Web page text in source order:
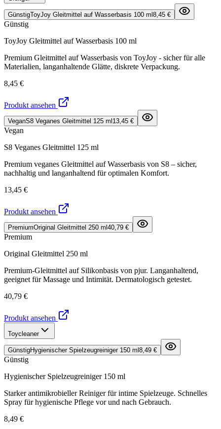
GünstigToyJoy Gleitmittel auf Wasserbasis 100 ml 8,45 €
Günstig
ToyJoy Gleitmittel auf Wasserbasis 100 ml
Premium Gleitmittel auf Wasserbasis von ToyJoy - sicher für alle
Materialien, langanhaltende Glätte, diskrete Verpackung.
8,45 €
Produkt ansehen
VeganS8 Veganes Gleitmittel 125 ml 13,45 €
Vegan
S8 Veganes Gleitmittel 125 ml
Premium veganes Gleitmittel auf Wasserbasis von S8 – sicher,
nachhaltig und langanhaltend für optimalen Komfort.
13,45 €
Produkt ansehen
PremiumOriginal Gleitmittel 250 ml 40,79 €
Premium
Original Gleitmittel 250 ml
Premium-Gleitmittel auf Silikonbasis von pjur. Langanhaltend,
geeignet für Massage und Intimität. Dermatologisch getestet.
40,79 €
Produkt ansehen
Toycleaner
GünstigHygienischer Spielzeugreiniger 150 ml 8,49 €
Günstig
Hygienischer Spielzeugreiniger 150 ml
Starker antimikrobieller Reiniger für intime Spielzeuge. Schnelles
Spray für hygienische Pflege vor und nach Gebrauch.
8,49 €